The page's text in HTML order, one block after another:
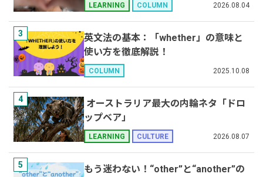
LEARNING COLUMN 2026.08.04
3
英文法の基本：「whether」の意味と
使い方を徹底解説！
COLUMN 2025.10.08
4
オーストラリア最大の内輪ネタ「ドロ
ップベア」
LEARNING CULTURE 2026.08.07
5
もう迷わない！“other”と“another”の